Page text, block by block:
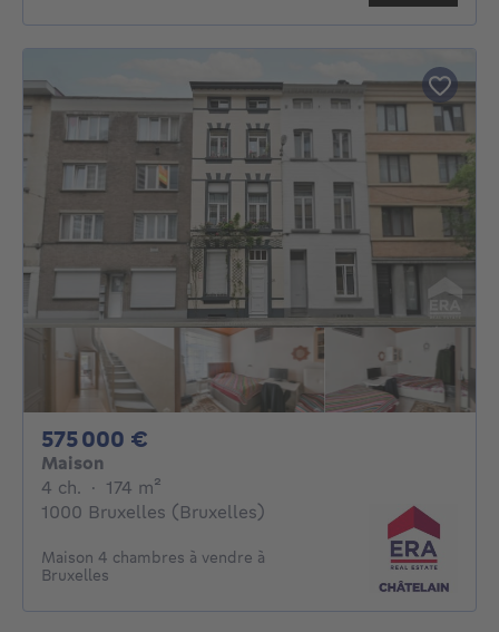
575 000 €
Maison
4 ch. 4 chambres
· 174 m²
1000 Bruxelles (Bruxelles)
Maison 4 chambres à vendre à
Bruxelles